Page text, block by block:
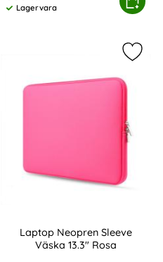
Tillgänglighet:
Lagervara
Laptop Neopren Sleeve
Väska 13.3" Rosa